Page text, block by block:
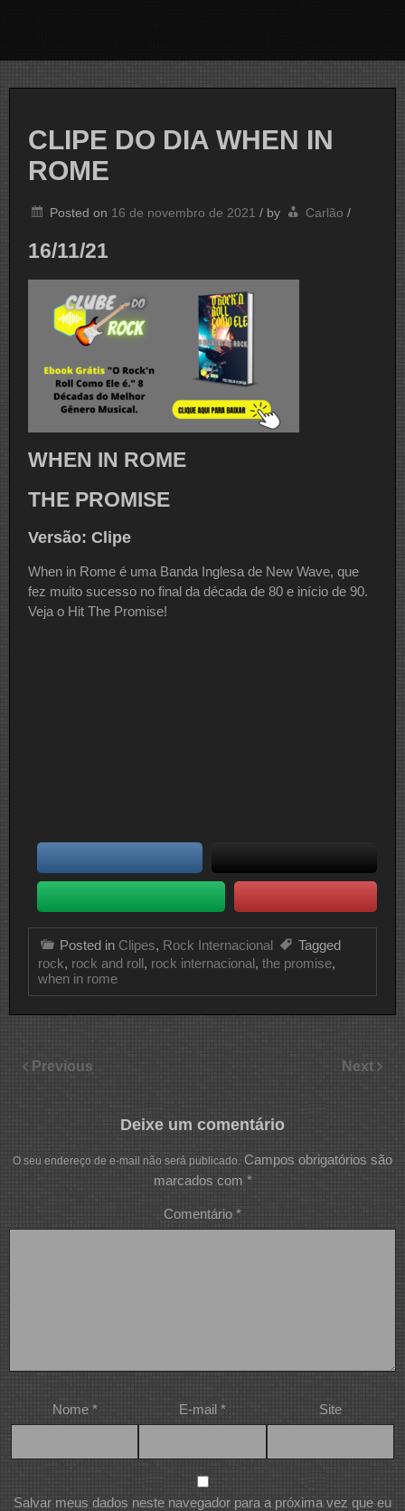
CLIPE DO DIA WHEN IN
ROME
Posted on 16 de novembro de 2021 / by Carlão /
16/11/21
WHEN IN ROME
THE PROMISE
Versão: Clipe
When in Rome é uma Banda Inglesa de New Wave, que
fez muito sucesso no final da década de 80 e início de 90.
Veja o Hit The Promise!
Posted in Clipes, Rock Internacional
Tagged
rock, rock and roll, rock internacional, the promise,
when in rome
Previous Next
Deixe um comentário
O seu endereço de e-mail não será publicado. Campos obrigatórios são
marcados com *
Comentário *
Nome * E-mail * Site
Salvar meus dados neste navegador para a próxima vez que eu